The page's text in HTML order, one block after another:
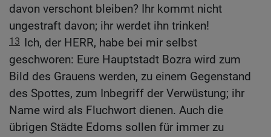
davon verschont bleiben? Ihr kommt nicht
ungestraft davon; ihr werdet ihn trinken!
13 Ich, der HERR, habe bei mir selbst
geschworen: Eure Hauptstadt Bozra wird zum
Bild des Grauens werden, zu einem Gegenstand
des Spottes, zum Inbegriff der Verwüstung; ihr
Name wird als Fluchwort dienen. Auch die
übrigen Städte Edoms sollen für immer zu